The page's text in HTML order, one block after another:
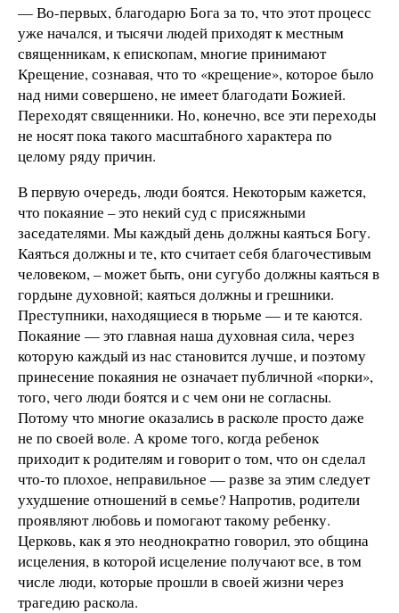
— Во-первых, благодарю Бога за то, что этот процесс
уже начался, и тысячи людей приходят к местным
священникам, к епископам, многие принимают
Крещение, сознавая, что то «крещение», которое было
над ними совершено, не имеет благодати Божией.
Переходят священники. Но, конечно, все эти переходы
не носят пока такого масштабного характера по
целому ряду причин.
В первую очередь, люди боятся. Некоторым кажется,
что покаяние – это некий суд с присяжными
заседателями. Мы каждый день должны каяться Богу.
Каяться должны и те, кто считает себя благочестивым
человеком, – может быть, они сугубо должны каяться в
гордыне духовной; каяться должны и грешники.
Преступники, находящиеся в тюрьме — и те каются.
Покаяние — это главная наша духовная сила, через
которую каждый из нас становится лучше, и поэтому
принесение покаяния не означает публичной «порки»,
того, чего люди боятся и с чем они не согласны.
Потому что многие оказались в расколе просто даже
не по своей воле. А кроме того, когда ребенок
приходит к родителям и говорит о том, что он сделал
что-то плохое, неправильное — разве за этим следует
ухудшение отношений в семье? Напротив, родители
проявляют любовь и помогают такому ребенку.
Церковь, как я это неоднократно говорил, это община
исцеления, в которой исцеление получают все, в том
числе люди, которые прошли в своей жизни через
трагедию раскола.